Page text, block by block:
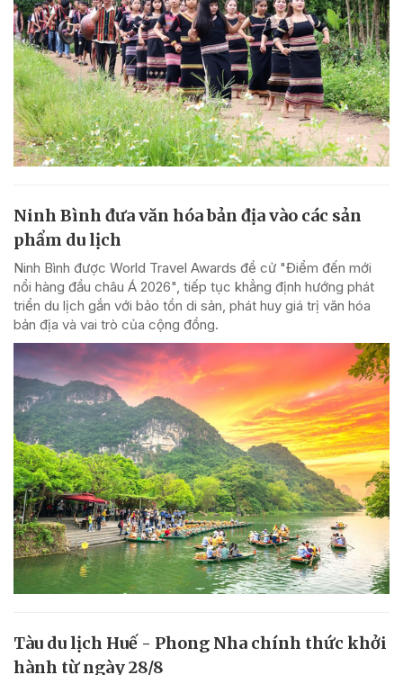
Ninh Bình đưa văn hóa bản địa vào các sản
phẩm du lịch
Ninh Bình được World Travel Awards đề cử "Điểm đến mới
nổi hàng đầu châu Á 2026", tiếp tục khẳng định hướng phát
triển du lịch gắn với bảo tồn di sản, phát huy giá trị văn hóa
bản địa và vai trò của cộng đồng.
Tàu du lịch Huế - Phong Nha chính thức khởi
hành từ ngày 28/8